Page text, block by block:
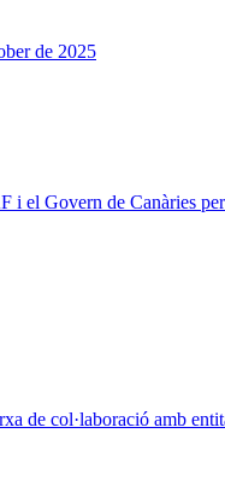
de 2025
i el Govern de Canàries
de col·laboració amb